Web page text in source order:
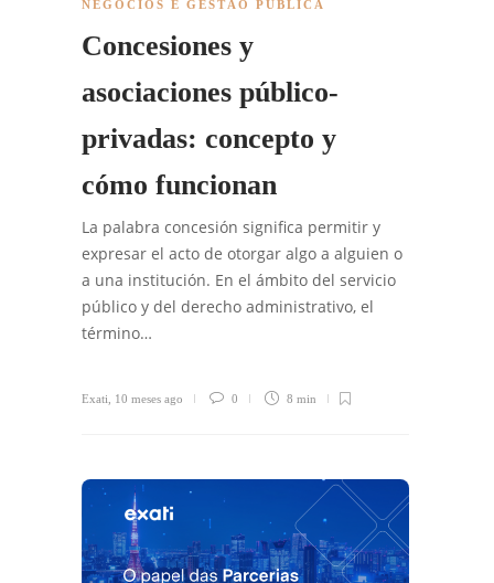
NEGÓCIOS E GESTÃO PÚBLICA
Concesiones y
asociaciones público-
privadas: concepto y
cómo funcionan
La palabra concesión significa permitir y
expresar el acto de otorgar algo a alguien o
a una institución. En el ámbito del servicio
público y del derecho administrativo, el
término…
Exati 10 meses ago 0 8 min